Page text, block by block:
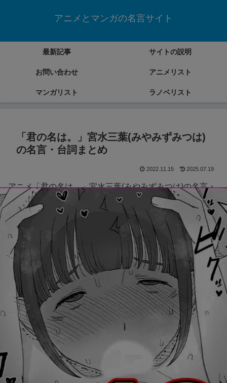
アニメとマンガの名言サイト
最新記事 サイトの説明
お問い合わせ アニメリスト
マンガリスト ラノベリスト
「君の名は。」宮水三葉(みやみずみつは)
の名言・台詞まとめ
2022.11.15 2025.07.19
アニメ「君の名は。」宮水三葉(みやみずみつは)の名言・
台詞をまとめていきます。